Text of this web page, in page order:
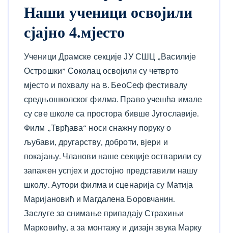
Наши ученици освојили
сјајно 4.мјесто
Ученици Драмске секције ЈУ СШЦ „Василије
Острошки” Соколац освојили су четврто
мјесто и похвалу на 8. БеоСеф фестивалу
средњошколског филма. Право учешћа имале
су све школе са простора бивше Југославије.
Филм „Тврђава“ носи снажну поруку о
љубави, другарству, доброти, вјери и
покајању. Чланови наше секције остварили су
запажен успјех и достојно представили нашу
школу. Аутори филма и сценарија су Матија
Маријановић и Магдалена Боровчанин.
Заслуге за снимање припадају Страхињи
Марковићу, а за монтажу и дизајн звука Марку